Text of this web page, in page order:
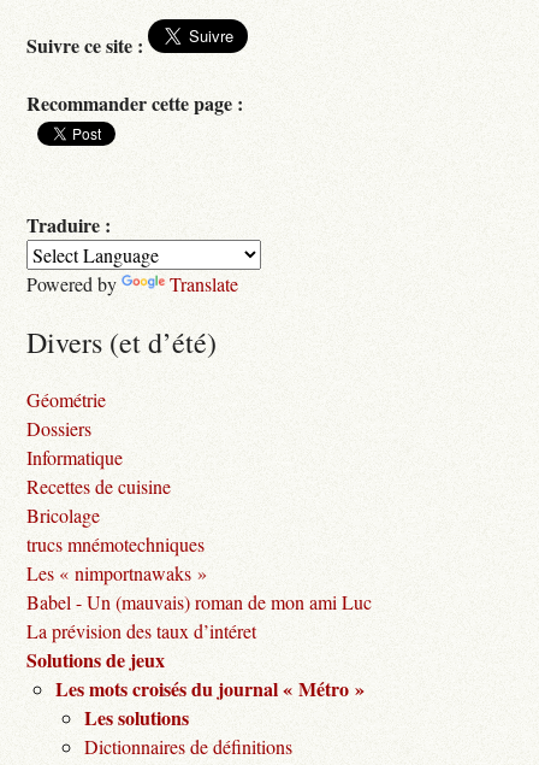
Suivre ce site :
Recommander cette page :
Traduire :
Powered by Translate
Divers (et d’été)
Géométrie
Dossiers
Informatique
Recettes de cuisine
Bricolage
trucs mnémotechniques
Les « nimportnawaks »
Babel - Un (mauvais) roman de mon ami Luc
La prévision des taux d’intéret
Solutions de jeux
Les mots croisés du journal « Métro »
Les solutions
Dictionnaires de définitions